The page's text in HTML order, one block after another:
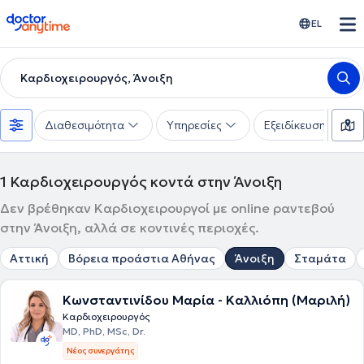
doctoranytime EL
Καρδιοχειρουργός, Άνοιξη
Διαθεσιμότητα Υπηρεσίες Εξειδίκευση
1 Καρδιοχειρουργός κοντά στην Άνοιξη
Δεν βρέθηκαν Καρδιοχειρουργοί με online ραντεβού
στην Άνοιξη, αλλά σε κοντινές περιοχές.
Αττική Βόρεια προάστια Αθήνας Άνοιξη Σταμάτα
Κωνσταντινίδου Μαρία - Καλλιόπη (Μαριλή)
Καρδιοχειρουργός
MD, PhD, MSc, Dr.
Νέος συνεργάτης